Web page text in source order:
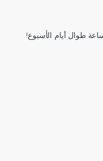
طوال أيام الأسبوع!